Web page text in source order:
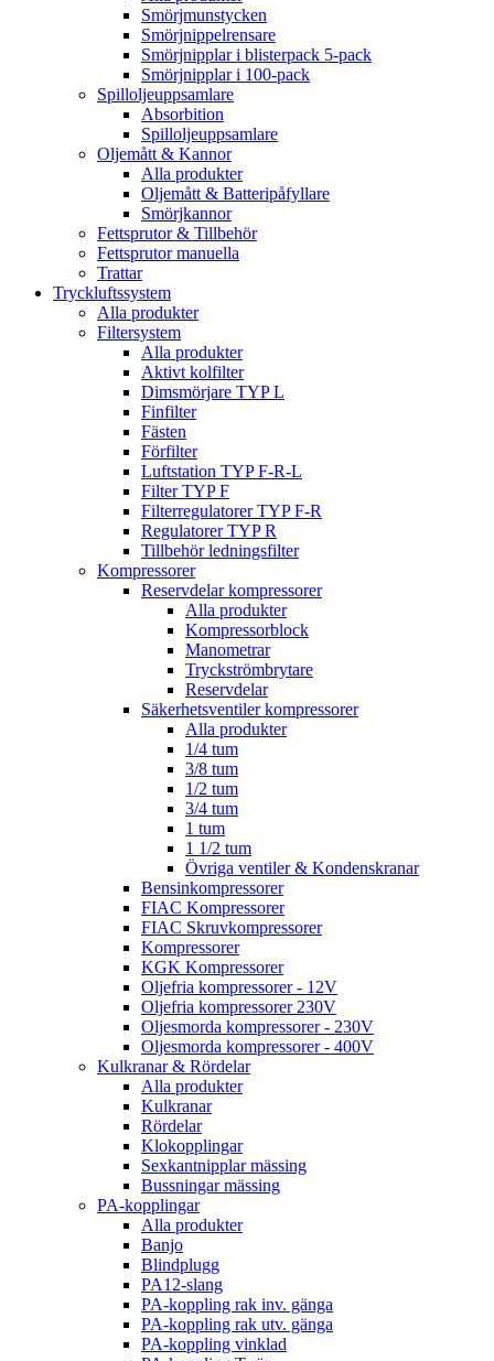
Smörjmunstycken
Smörjnippelrensare
Smörjnipplar i blisterpack 5-pack
Smörjnipplar i 100-pack
Spilloljeuppsamlare
Absorbition
Spilloljeuppsamlare
Oljemått & Kannor
Alla produkter
Oljemått & Batteripåfyllare
Smörjkannor
Fettsprutor & Tillbehör
Fettsprutor manuella
Trattar
Tryckluftssystem
Alla produkter
Filtersystem
Alla produkter
Aktivt kolfilter
Dimsmörjare TYP L
Finfilter
Fästen
Förfilter
Luftstation TYP F-R-L
Filter TYP F
Filterregulatorer TYP F-R
Regulatorer TYP R
Tillbehör ledningsfilter
Kompressorer
Reservdelar kompressorer
Alla produkter
Kompressorblock
Manometrar
Tryckströmbrytare
Reservdelar
Säkerhetsventiler kompressorer
Alla produkter
1/4 tum
3/8 tum
1/2 tum
3/4 tum
1 tum
1 1/2 tum
Övriga ventiler & Kondenskranar
Bensinkompressorer
FIAC Kompressorer
FIAC Skruvkompressorer
Kompressorer
KGK Kompressorer
Oljefria kompressorer - 12V
Oljefria kompressorer 230V
Oljesmorda kompressorer - 230V
Oljesmorda kompressorer - 400V
Kulkranar & Rördelar
Alla produkter
Kulkranar
Rördelar
Klokopplingar
Sexkantnipplar mässing
Bussningar mässing
PA-kopplingar
Alla produkter
Banjo
Blindplugg
PA12-slang
PA-koppling rak inv. gänga
PA-koppling rak utv. gänga
PA-koppling vinklad